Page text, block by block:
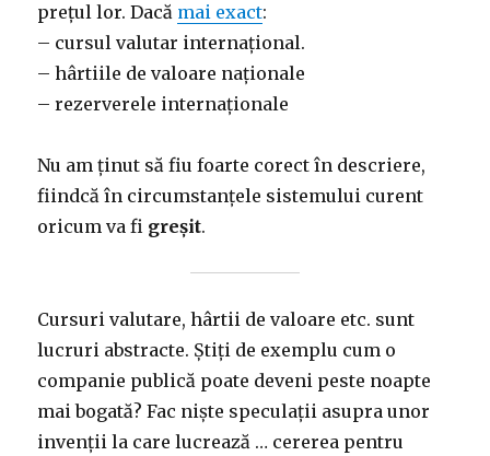
prețul lor. Dacă mai exact:
– cursul valutar internațional.
– hârtiile de valoare naționale
– rezerverele internaționale
Nu am ținut să fiu foarte corect în descriere,
fiindcă în circumstanțele sistemului curent
oricum va fi greșit.
Cursuri valutare, hârtii de valoare etc. sunt
lucruri abstracte. Știți de exemplu cum o
companie publică poate deveni peste noapte
mai bogată? Fac niște speculații asupra unor
invenții la care lucrează … cererea pentru